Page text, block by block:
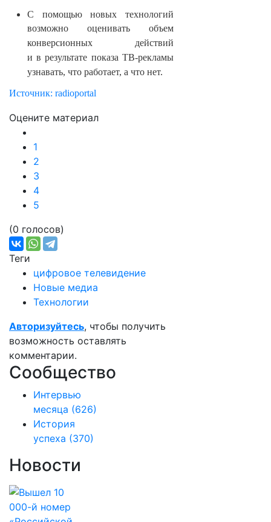
С помощью новых технологий
возможно оценивать объем
конверсионных действий
и в результате показа ТВ-рекламы
узнавать, что работает, а что нет.
Источник: radioportal
Оцените материал
1
2
3
4
5
(0 голосов)
Теги
цифровое телевидение
Новые медиа
Технологии
Авторизуйтесь, чтобы получить
возможность оставлять
комментарии.
Сообщество
Интервью
месяца (626)
История
успеха (370)
Новости